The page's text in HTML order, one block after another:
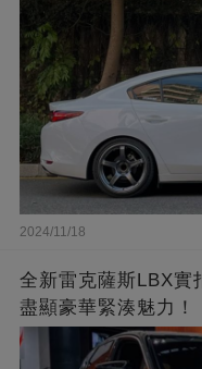
2024/11/18
全新雷克薩斯LBX實
盡顯豪華緊湊魅力！